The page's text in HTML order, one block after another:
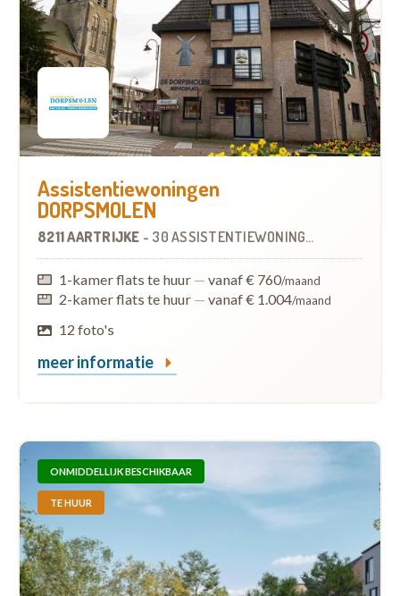
Assistentiewoningen
DORPSMOLEN
8211 AARTRIJKE - 30 ASSISTENTIEWONINGEN
1-kamer flats te huur — vanaf € 760/maand
2-kamer flats te huur — vanaf € 1.004/maand
12 foto's
meer informatie
ONMIDDELLIJK BESCHIKBAAR
TE HUUR